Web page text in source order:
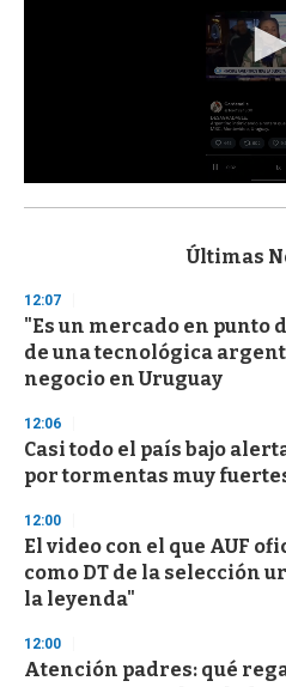
s
d
s
o
f
3
s
e
c
o
d
s
Últimas
12:07
"Es un mercado en punto
de una tecnológica
negocio en Uruguay
12:06
Casi todo el país bajo
por tormentas muy
12:00
El video con el que AUF
como DT de la selección
la leyenda"
12:00
Atención padres: qué